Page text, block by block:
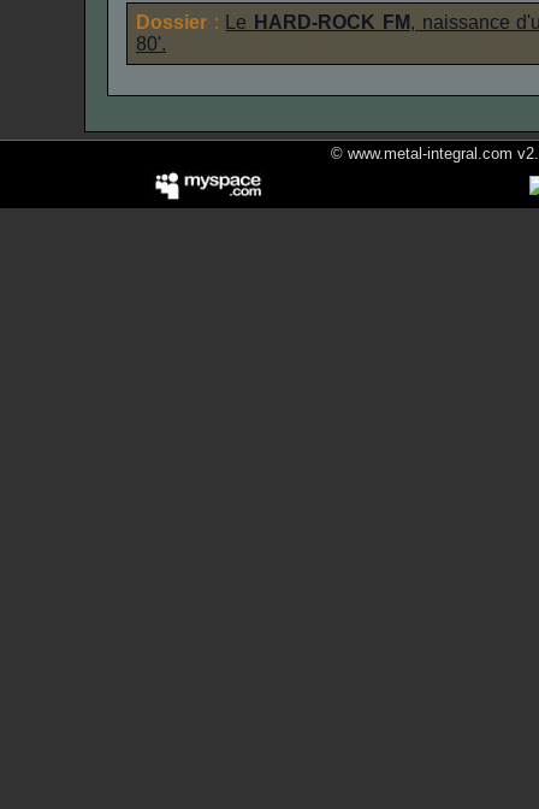
Dossier : Le HARD-ROCK FM , naissance
80'.
© www.metal-integral.com